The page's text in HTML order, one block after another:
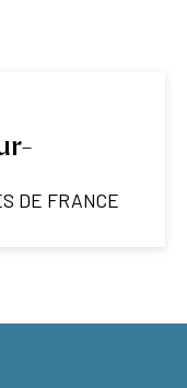
DE FRANCE